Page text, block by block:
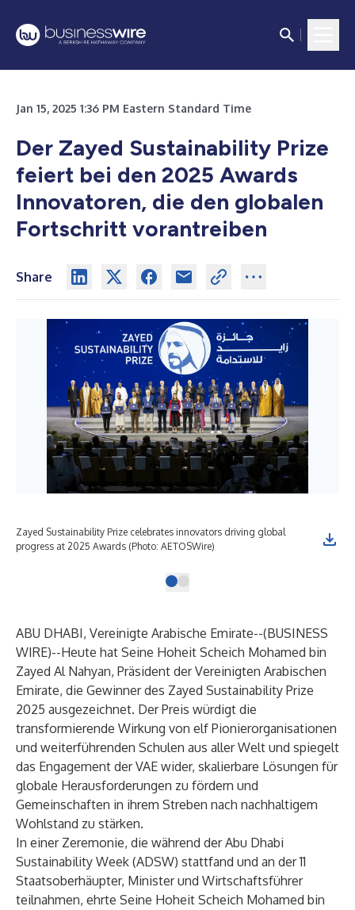
Jan 15, 2025 1:36 PM Eastern Standard Time
Der Zayed Sustainability Prize
feiert bei den 2025 Awards
Innovatoren, die den globalen
Fortschritt vorantreiben
Share
Zayed Sustainability Prize celebrates innovators driving global
progress at 2025 Awards (Photo: AETOSWire)
ABU DHABI, Vereinigte Arabische Emirate--(BUSINESS
WIRE)--Heute hat Seine Hoheit Scheich Mohamed bin
Zayed Al Nahyan, Präsident der Vereinigten Arabischen
Emirate, die Gewinner des Zayed Sustainability Prize
2025 ausgezeichnet. Der Preis würdigt die
transformierende Wirkung von elf Pionierorganisationen
und weiterführenden Schulen aus aller Welt und spiegelt
das Engagement der VAE wider, skalierbare Lösungen für
globale Herausforderungen zu fördern und
Gemeinschaften in ihrem Streben nach nachhaltigem
Wohlstand zu stärken.
In einer Zeremonie, die während der Abu Dhabi
Sustainability Week (ADSW) stattfand und an der 11
Staatsoberhäupter, Minister und Wirtschaftsführer
teilnahmen, ehrte Seine Hoheit Scheich Mohamed bin